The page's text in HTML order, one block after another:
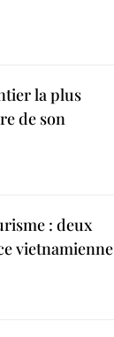
la plus
de son
: deux
vietnamienne